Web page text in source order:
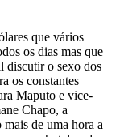
que vários
os dias mas que
discutir o sexo dos
os constantes
Maputo e vice-
Chapo, a
de uma hora a